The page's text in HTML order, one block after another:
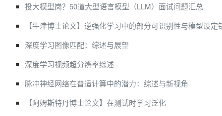
投大模型岗？50道大型语言模型（LLM）面试问题汇总
【牛津博士论文】逆强化学习中的部分可识别性与模型设定
深度学习图像匹配：综述与展望
深度学习视频超分辨率综述
脉冲神经网络在普适计算中的潜力：综述与新视角
【阿姆斯特丹博士论文】在测试时学习泛化